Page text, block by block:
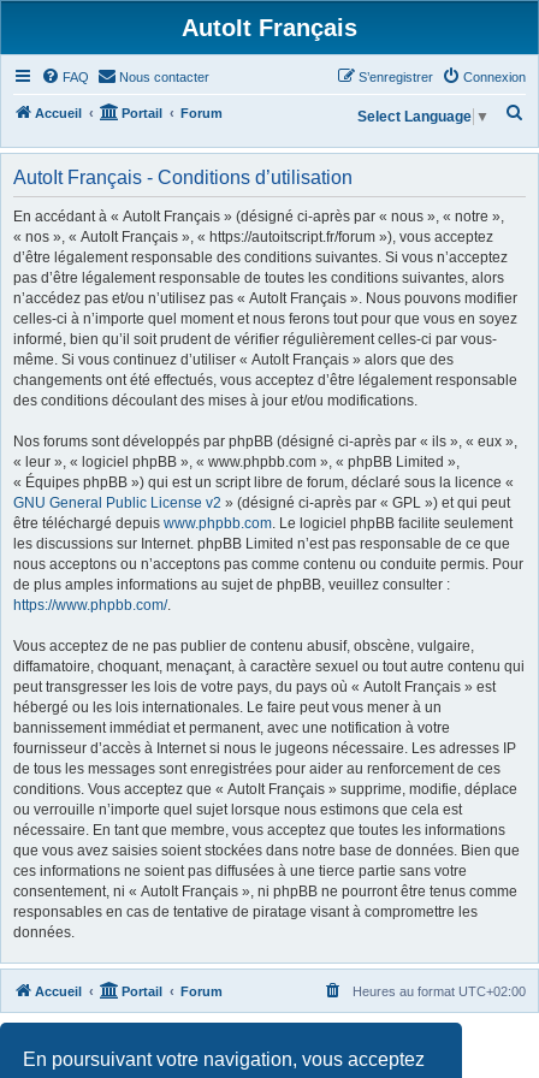
En poursuivant votre navigation, vous acceptez
AutoIt Français
FAQ Nous contacter Connexion
S’enregistrer
Accueil Portail Forum
h
Select Language ▼
AutoIt Français - Conditions d’utilisation
En accédant à « AutoIt Français » (désigné ci-après par « nous », « notre »,
« nos », « AutoIt Français », « https://autoitscript.fr/forum »), vous acceptez
d’être légalement responsable des conditions suivantes. Si vous n’acceptez
pas d’être légalement responsable de toutes les conditions suivantes, alors
n’accédez pas et/ou n’utilisez pas « AutoIt Français ». Nous pouvons modifier
celles-ci à n’importe quel moment et nous ferons tout pour que vous en soyez
informé, bien qu’il soit prudent de vérifier régulièrement celles-ci par vous-
même. Si vous continuez d’utiliser « AutoIt Français » alors que des
changements ont été effectués, vous acceptez d’être légalement responsable
des conditions découlant des mises à jour et/ou modifications.
Nos forums sont développés par phpBB (désigné ci-après par « ils », « eux »,
« leur », « logiciel phpBB », « www.phpbb.com », « phpBB Limited »,
« Équipes phpBB ») qui est un script libre de forum, déclaré sous la licence «
GNU General Public License v2 » (désigné ci-après par « GPL ») et qui peut
être téléchargé depuis www.phpbb.com. Le logiciel phpBB facilite seulement
les discussions sur Internet. phpBB Limited n’est pas responsable de ce que
nous acceptons ou n’acceptons pas comme contenu ou conduite permis. Pour
de plus amples informations au sujet de phpBB, veuillez consulter :
https://www.phpbb.com/.
Vous acceptez de ne pas publier de contenu abusif, obscène, vulgaire,
diffamatoire, choquant, menaçant, à caractère sexuel ou tout autre contenu qui
peut transgresser les lois de votre pays, du pays où « AutoIt Français » est
hébergé ou les lois internationales. Le faire peut vous mener à un
bannissement immédiat et permanent, avec une notification à votre
fournisseur d’accès à Internet si nous le jugeons nécessaire. Les adresses IP
de tous les messages sont enregistrées pour aider au renforcement de ces
conditions. Vous acceptez que « AutoIt Français » supprime, modifie, déplace
ou verrouille n’importe quel sujet lorsque nous estimons que cela est
nécessaire. En tant que membre, vous acceptez que toutes les informations
que vous avez saisies soient stockées dans notre base de données. Bien que
ces informations ne soient pas diffusées à une tierce partie sans votre
consentement, ni « AutoIt Français », ni phpBB ne pourront être tenus comme
responsables en cas de tentative de piratage visant à compromettre les
données.
Accueil Portail Forum Heures au format UTC+02:00
Traduit parphpBB-fr.com